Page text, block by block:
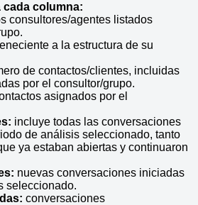
columna:
consultores/agentes listados
a la estructura de su
de contactos/clientes, incluidas
por el consultor/grupo.
asignados por el
incluye todas las conversaciones
de análisis seleccionado, tanto
ya estaban abiertas y continuaron
nuevas conversaciones iniciadas
seleccionado.
conversaciones